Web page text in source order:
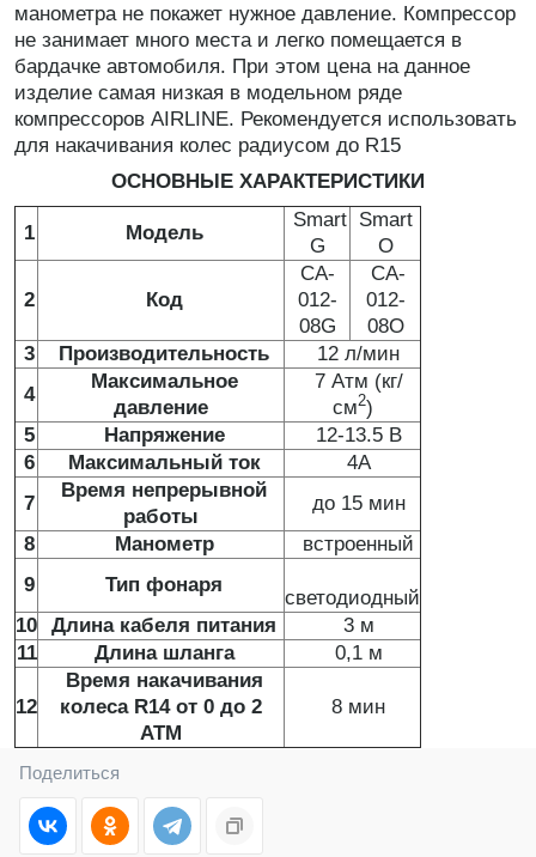
манометра не покажет нужное давление. Компрессор
не занимает много места и легко помещается в
бардачке автомобиля. При этом цена на данное
изделие самая низкая в модельном ряде
компрессоров AIRLINE. Рекомендуется использовать
для накачивания колес радиусом до R15
ОСНОВНЫЕ ХАРАКТЕРИСТИКИ
1 Модель
Smart
G
Smart
O
2 Код
CA-
012-
08G
CA-
012-
08O
3
Производительность
12 л/мин
4
Максимальное
давление
7 Атм (кг/
см2)
5
Напряжение
12-13.5 В
6
Максимальный ток
4А
7
Время непрерывной
работы
до 15 мин
8
Манометр
встроенный
9
Тип фонаря
светодиодный
10
Длина кабеля питания
3 м
11
Длина шланга 0,1 м
12
Время накачивания
колеса R14 от 0 до 2
АТМ
8 мин
Поделиться